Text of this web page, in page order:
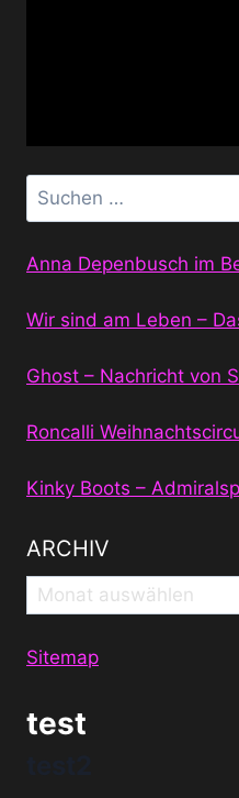
Suchen
nach:
Anna Depenbusch im
Wir sind am Leben –
Ghost – Nachricht von
Roncalli
Kinky Boots –
ARCHIV
Archiv
Sitemap
test